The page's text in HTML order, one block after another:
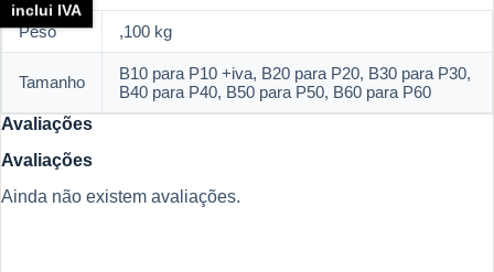
Peso ,100 kg
Tamanho
B10 para P10 +iva, B20 para P20, B30 para P30,
B40 para P40, B50 para P50, B60 para P60
Avaliações
Avaliações
Ainda não existem avaliações.
inclui IVA